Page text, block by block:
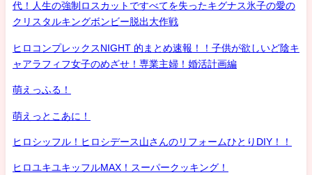
代！人生の強制ロスカットですべてを失ったキグナス氷子の愛の
クリスタルキングボンビー脱出大作戦
ヒロコンプレックスNIGHT 的まとめ速報！！子供が欲しいど陰キ
ャアラフィフ女子のめざせ！専業主婦！婚活計画編
萌えっふる！
萌えっとこあに！
ヒロシッフル！ヒロシデース山さんのリフォームひとりDIY！！
ヒロユキユキッフルMAX！スーパークッキング！